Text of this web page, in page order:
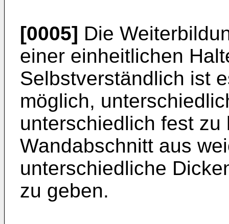
[0005] Die
einer einheitlichen
Selbstver­ständlich ist
möglich,
unterschiedlich fest
Wandabschnitt aus
unterschiedliche
zu geben.